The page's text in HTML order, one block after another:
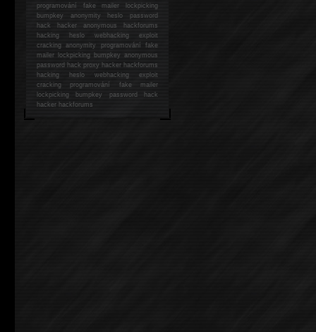
programování fake mailer lockpicking
bumpkey anonymity heslo password
hackhacker anonymous hackforums
hackingheslo webhacking exploit
cracking anonymity programování fake
mailer lockpicking bumpkey anonymous
password hack proxy hacker hackforums
hacking heslo webhacking exploit
cracking programování fake mailer
lockpicking bumpkey password hack
hackerhackforums